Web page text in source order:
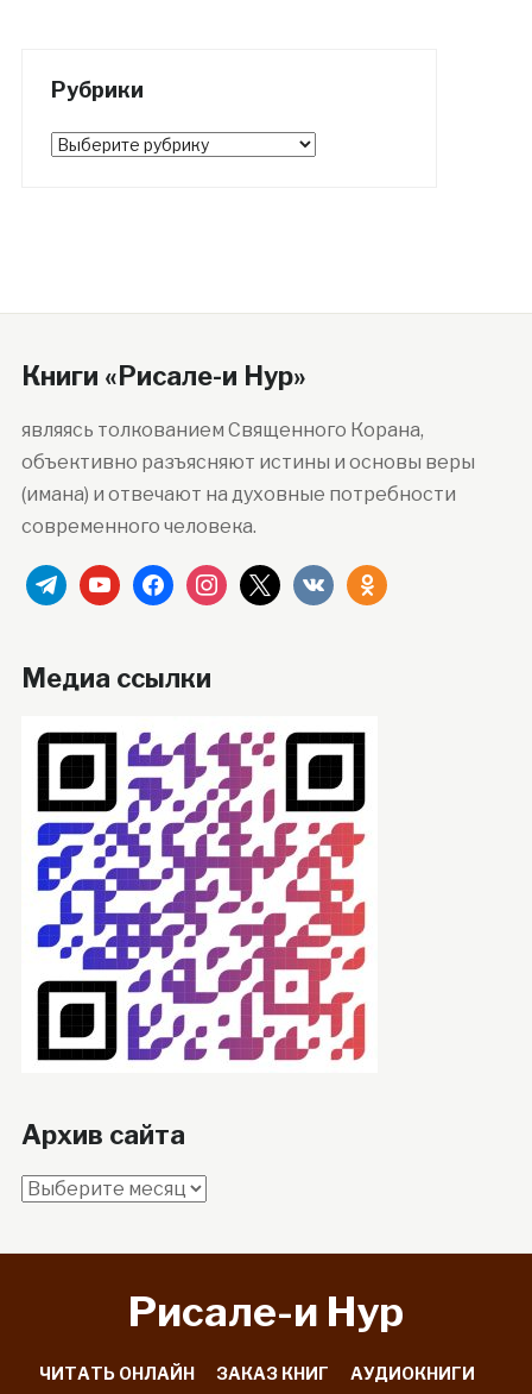
Рубрики
Рубрики
Книги «Рисале-и Нур»
являясь толкованием Священного Корана,
объективно разъясняют истины и основы веры
(имана) и отвечают на духовные потребности
современного человека.
telegramyoutubefacebookinstagram
x vkontakteodnoklassniki
Медиа ссылки
Архив сайта
Архив
Рисале-и Hyp
ЧИТАТЬ ОНЛАЙН ЗАКАЗ КНИГ АУДИОКНИГИ